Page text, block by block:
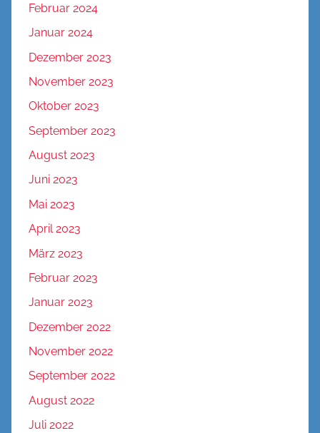
Februar 2024
Januar 2024
Dezember 2023
November 2023
Oktober 2023
September 2023
August 2023
Juni 2023
Mai 2023
April 2023
März 2023
Februar 2023
Januar 2023
Dezember 2022
November 2022
September 2022
August 2022
Juli 2022